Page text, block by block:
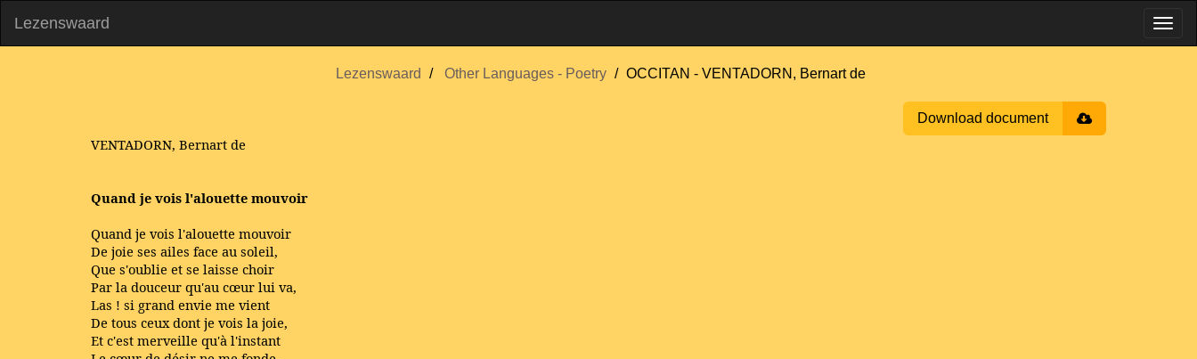
Lezenswaard
Lezenswaard Other Languages - Poetry OCCITAN - VENTADORN, Bernart de
Download document
VENTADORN, Bernart de
Quand je vois l'alouette mouvoir
Quand je vois l'alouette mouvoir
De joie ses ailes face au soleil,
Que s'oublie et se laisse choir
Par la douceur qu'au cœur lui va,
Las ! si grand envie me vient
De tous ceux dont je vois la joie,
Et c'est merveille qu'à l'instant